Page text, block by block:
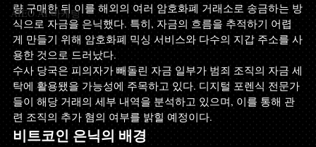
AIEO AI 마케팅
량 구매한 뒤 이를 해외의 여러 암호화폐 거래소로 송금하는 방
식으로 자금을 은닉했다. 특히, 자금의 흐름을 추적하기 어렵
게 만들기 위해 암호화폐 믹싱 서비스와 다수의 지갑 주소를 사
용한 것으로 드러났다.
수사 당국은 피의자가 빼돌린 자금 일부가 범죄 조직의 자금 세
탁에 활용됐을 가능성에 주목하고 있다. 디지털 포렌식 전문가
들이 해당 거래의 세부 내역을 분석하고 있으며, 이를 통해 관
련 조직의 추가 혐의 여부를 밝힐 예정이다.
비트코인 은닉의 배경